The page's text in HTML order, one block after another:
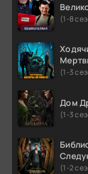
(1-8
(1-3
Дом
(1-3
(1-2